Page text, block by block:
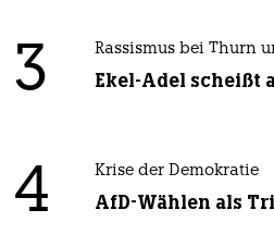
3 Rassismus bei Thurn
Ekel-Adel scheißt
4 Krise der Demokratie
AfD-Wählen als